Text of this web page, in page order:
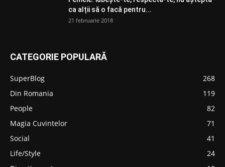
ca alții să o facă pentru...
21 februarie 2018
CATEGORIE POPULARĂ
SuperBlog
268
Din Romania
119
People
82
Magia Cuvintelor
71
Social
41
Life/Style
24